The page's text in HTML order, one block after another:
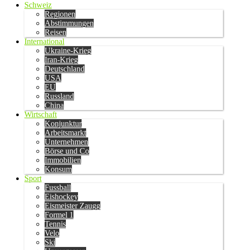
Schweiz
Regionen
Abstimmungen
Reisen
International
Ukraine-Krieg
Iran-Krieg
Deutschland
USA
EU
Russland
China
Wirtschaft
Konjunktur
Arbeitsmarkt
Unternehmen
Börse und Co
Immobilien
Konsum
Sport
Fussball
Eishockey
Eismeister Zaugg
Formel 1
Tennis
Velo
Ski